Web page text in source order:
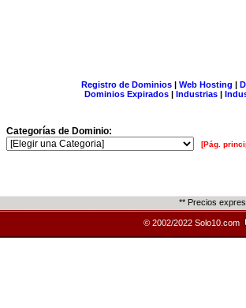
Registro de Dominios| Web Hosting |
Dominios Expirados | Industrias |
Categorías de Dominio:
[Pág.
** Precios
© 2002/2022 Solo10.com